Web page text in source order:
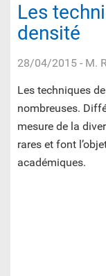
Les
densité
28/04/2015 - M.
Les techniques
nombreuses.
mesure de la
rares et font
académiques.